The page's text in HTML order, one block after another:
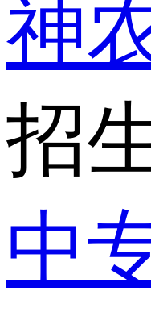
神
招
中